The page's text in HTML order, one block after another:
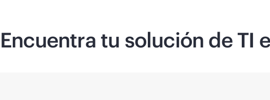
Encuentra tu solución de TI